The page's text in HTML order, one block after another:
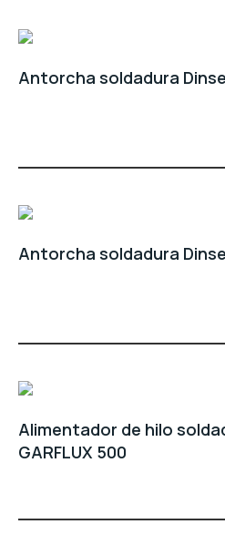
Antorcha soldadura Dinse
Antorcha soldadura
Alimentador de hilo
GARFLUX 500